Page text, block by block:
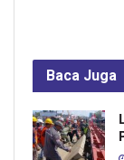
Baca Juga